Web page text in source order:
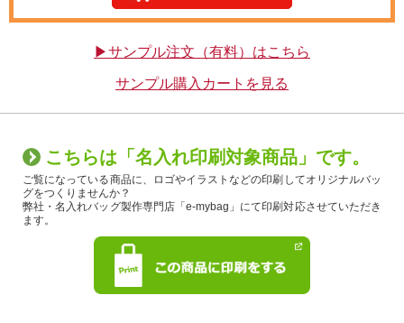
▶サンプル注文（有料）はこちら
サンプル購入カートを見る
こちらは「名入れ印刷対象商品」です。
ご覧になっている商品に、ロゴやイラストなどの印刷してオリジナルバッ
グをつくりませんか？
弊社・名入れバッグ製作専門店「e-mybag」にて印刷対応させていただき
ます。